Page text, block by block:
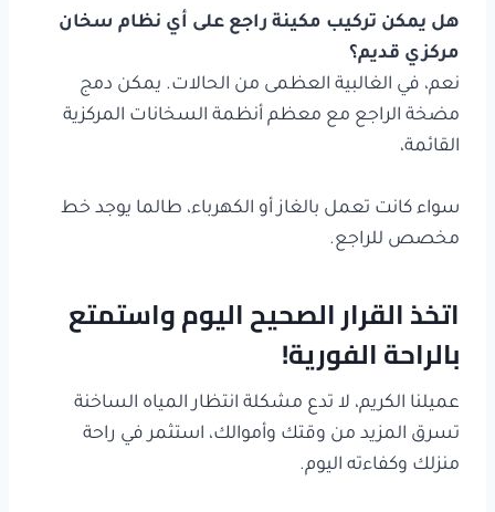
هل يمكن تركيب مكينة راجع على أي نظام سخان
مركزي قديم؟
نعم، في الغالبية العظمى من الحالات. يمكن دمج
مضخة الراجع مع معظم أنظمة السخانات المركزية
القائمة،
سواء كانت تعمل بالغاز أو الكهرباء، طالما يوجد خط
مخصص للراجع.
اتخذ القرار الصحيح اليوم واستمتع
بالراحة الفورية!
عميلنا الكريم، لا تدع مشكلة انتظار المياه الساخنة
تسرق المزيد من وقتك وأموالك، استثمر في راحة
منزلك وكفاءته اليوم.